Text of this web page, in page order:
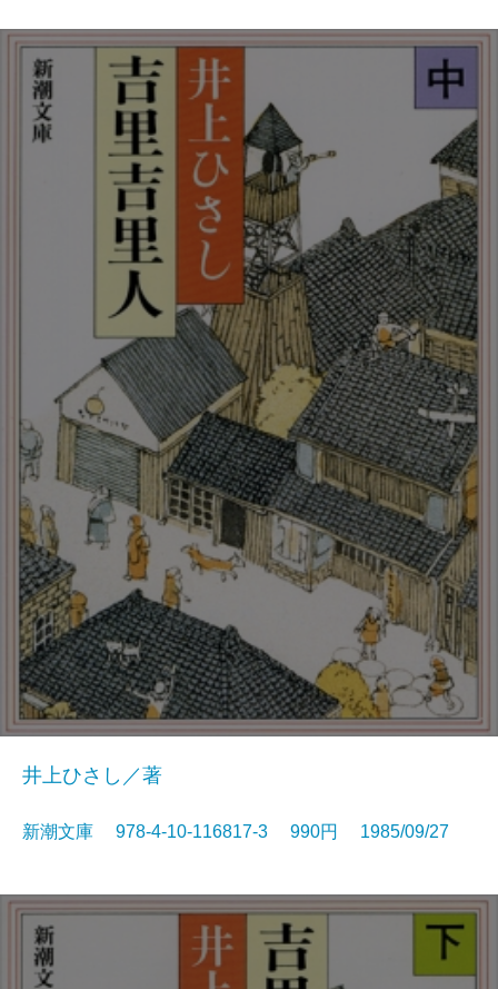
井上ひさし／著
新潮文庫 978-4-10-116817-3 990円 1985/09/27